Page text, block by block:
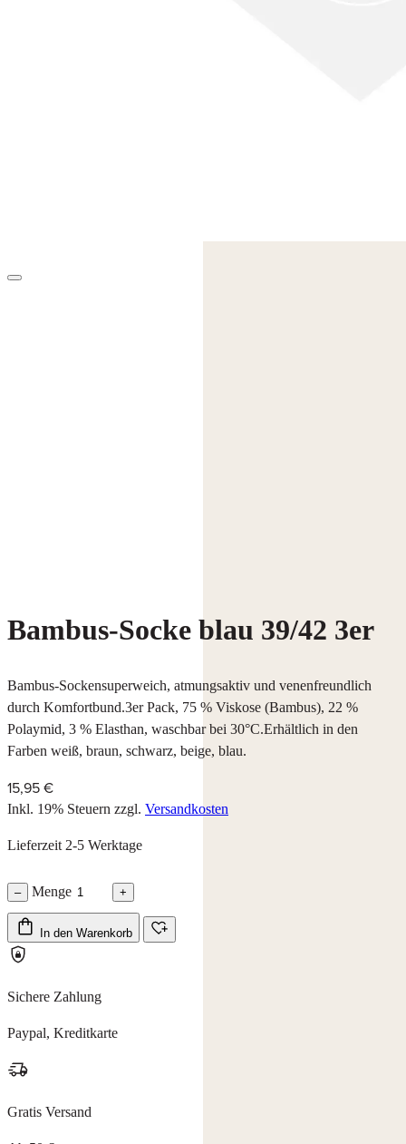
Bambus-Socke blau 39/42 3er
Bambus-Sockensuperweich, atmungsaktiv und venenfreundlich
durch Komfortbund.3er Pack, 75 % Viskose (Bambus), 22 %
Polaymid, 3 % Elasthan, waschbar bei 30°C.Erhältlich in den
Farben weiß, braun, schwarz, beige, blau.
15,95 €
Inkl. 19% Steuern zzgl. Versandkosten
Lieferzeit 2-5 Werktage
– Menge +
In den Warenkorb
Sichere Zahlung
Paypal, Kreditkarte
Gratis Versand